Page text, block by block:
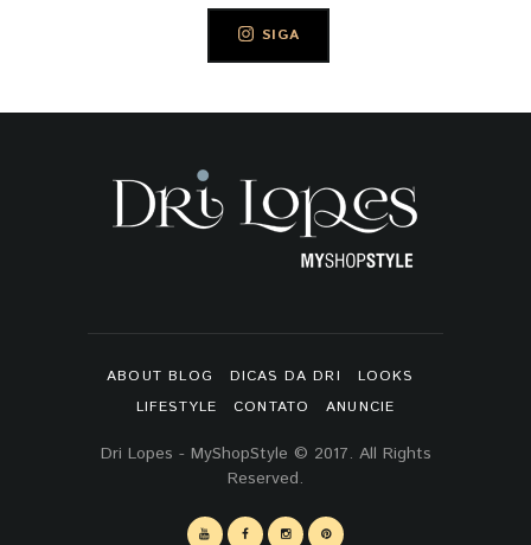
SIGA
ABOUT BLOG DICAS DA DRI
LOOKS
LIFESTYLE
CONTATO ANUNCIE
Dri Lopes - MyShopStyle © 2017. All Rights
Reserved.